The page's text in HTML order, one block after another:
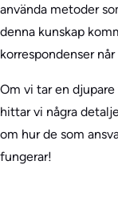
använda metoder
denna kunskap
korrespondenser
Om vi tar en
hittar vi några
om hur de som
fungerar!